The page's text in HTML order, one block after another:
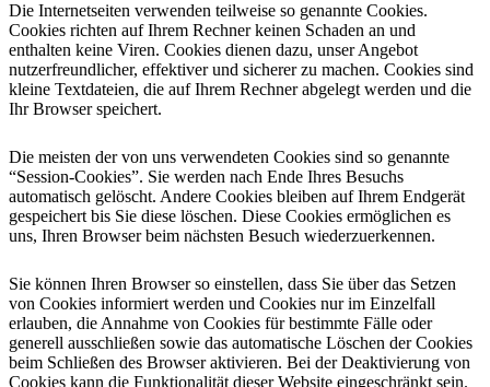
Die Internetseiten verwenden teilweise so genannte Cookies.
Cookies richten auf Ihrem Rechner keinen Schaden an und
enthalten keine Viren. Cookies dienen dazu, unser Angebot
nutzerfreundlicher, effektiver und sicherer zu machen. Cookies sind
kleine Textdateien, die auf Ihrem Rechner abgelegt werden und die
Ihr Browser speichert.
Die meisten der von uns verwendeten Cookies sind so genannte
“Session-Cookies”. Sie werden nach Ende Ihres Besuchs
automatisch gelöscht. Andere Cookies bleiben auf Ihrem Endgerät
gespeichert bis Sie diese löschen. Diese Cookies ermöglichen es
uns, Ihren Browser beim nächsten Besuch wiederzuerkennen.
Sie können Ihren Browser so einstellen, dass Sie über das Setzen
von Cookies informiert werden und Cookies nur im Einzelfall
erlauben, die Annahme von Cookies für bestimmte Fälle oder
generell ausschließen sowie das automatische Löschen der Cookies
beim Schließen des Browser aktivieren. Bei der Deaktivierung von
Cookies kann die Funktionalität dieser Website eingeschränkt sein.